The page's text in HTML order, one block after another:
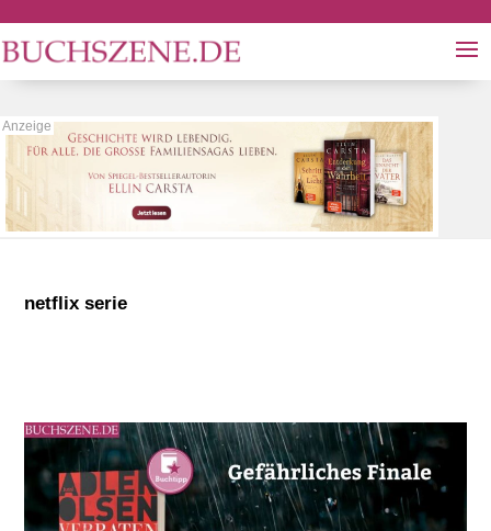
netflix serie